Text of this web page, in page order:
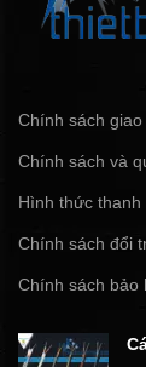
Chính sách giao
Chính sách và
Hình thức thanh
Chính sách đổi
Chính sách bảo